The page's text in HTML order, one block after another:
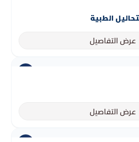
عرض التفاصيل
عرض التفاصيل